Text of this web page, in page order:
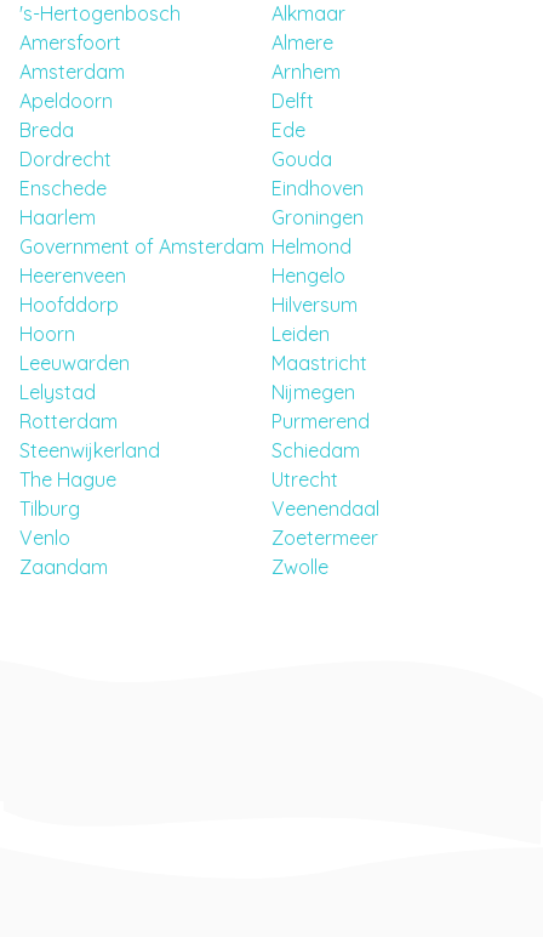
's-Hertogenbosch
Alkmaar
Amersfoort
Almere
Amsterdam
Arnhem
Apeldoorn
Delft
Breda
Ede
Dordrecht
Gouda
Enschede
Eindhoven
Haarlem
Groningen
Government of Amsterdam Helmond
Heerenveen
Hengelo
Hoofddorp
Hilversum
Hoorn
Leiden
Leeuwarden
Maastricht
Lelystad
Nijmegen
Rotterdam
Purmerend
Steenwijkerland
Schiedam
The Hague
Utrecht
Tilburg
Veenendaal
Venlo
Zoetermeer
Zaandam
Zwolle